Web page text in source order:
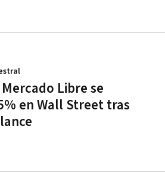
Libre se
en Wall Street tras